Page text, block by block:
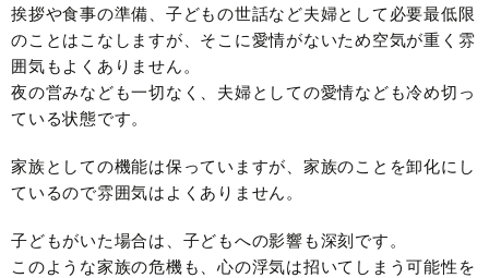
挨拶や食事の準備、子どもの世話など夫婦として必要最低限
のことはこなしますが、そこに愛情がないため空気が重く雰
囲気もよくありません。
夜の営みなども一切なく、夫婦としての愛情なども冷め切っ
ている状態です。
家族としての機能は保っていますが、家族のことを卸化にし
ているので雰囲気はよくありません。
子どもがいた場合は、子どもへの影響も深刻です。
このような家族の危機も、心の浮気は招いてしまう可能性を